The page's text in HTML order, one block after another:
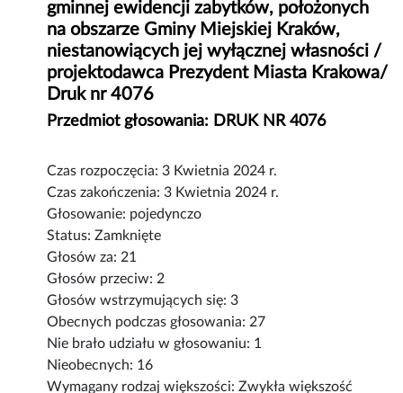
gminnej ewidencji zabytków, położonych
na obszarze Gminy Miejskiej Kraków,
niestanowiących jej wyłącznej własności /
projektodawca Prezydent Miasta Krakowa/
Druk nr 4076
Przedmiot głosowania: DRUK NR 4076
Czas rozpoczęcia: 3 Kwietnia 2024 r.
Czas zakończenia: 3 Kwietnia 2024 r.
Głosowanie: pojedynczo
Status: Zamknięte
Głosów za: 21
Głosów przeciw: 2
Głosów wstrzymujących się: 3
Obecnych podczas głosowania: 27
Nie brało udziału w głosowaniu: 1
Nieobecnych: 16
Wymagany rodzaj większości: Zwykła większość